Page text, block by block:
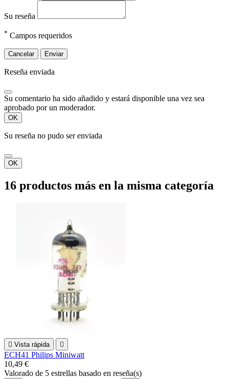
Su reseña
* Campos requeridos
Cancelar Enviar
Reseña enviada
Su comentario ha sido añadido y estará disponible una vez sea
aprobado por un moderador.
OK
Su reseña no pudo ser enviada
OK
16 productos más en la misma categoría
 Vista rápida 
ECH41 Philips Miniwatt
10,49 €
Valorado de 5 estrellas basado en reseña(s)